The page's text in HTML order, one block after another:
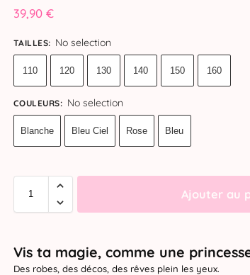
39,90 €
TAILLES: No selection
110 120 130 140 150 160
COULEURS: No selection
Blanche Bleu Ciel Rose Bleu
Ajouter au
Vis ta magie, comme une
Des robes, des décos, des rêves plein les yeux.